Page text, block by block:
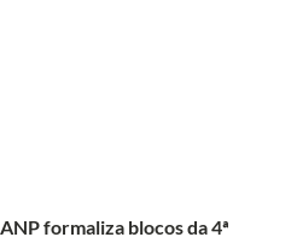
ANP formaliza blocos da 4ª